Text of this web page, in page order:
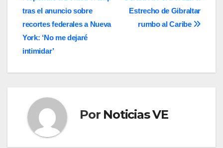
de
entradas
Estrecho de Gibraltar
rumbo al Caribe
tras el anuncio sobre
recortes federales a Nueva
York: ‘No me dejaré
intimidar’
Por Noticias VE